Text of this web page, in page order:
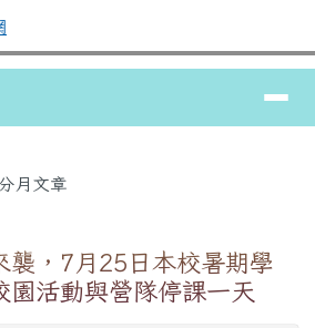
訊網
⏸
月文章
襲，7月25日本校暑期學
園活動與營隊停課一天